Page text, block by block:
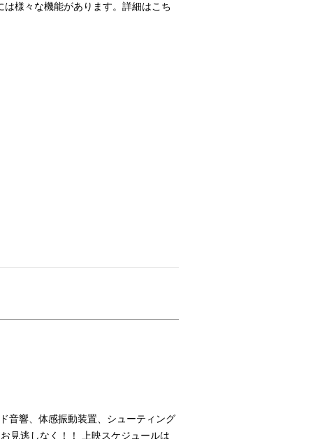
様々な機能があります。詳細はこち
音響、体感振動装置、シューティング
見逃しなく！！ 上映スケジュールは